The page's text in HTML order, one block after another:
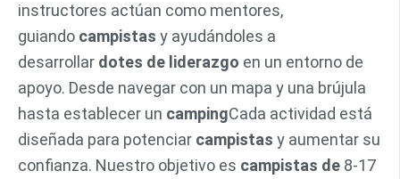
instructores actúan como mentores,
guiando campistas y ayudándoles a
desarrollar dotes de liderazgo en un entorno de
apoyo. Desde navegar con un mapa y una brújula
hasta establecer un campingCada actividad está
diseñada para potenciar campistas y aumentar su
confianza. Nuestro objetivo es campistas de 8-17